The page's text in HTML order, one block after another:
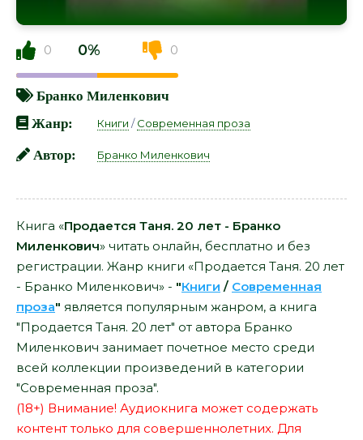
0 0% 0
Бранко Миленкович
Жанр:
Книги /Современная проза
Автор: Бранко Миленкович
Книга «Продается Таня. 20 лет - Бранко
Миленкович» читать онлайн, бесплатно и без
регистрации. Жанр книги «Продается Таня. 20 лет
- Бранко Миленкович» - "Книги / Современная
проза" является популярным жанром, а книга
"Продается Таня. 20 лет" от автора Бранко
Миленкович занимает почетное место среди
всей коллекции произведений в категории
"Современная проза".
(18+) Внимание! Аудиокнига может содержать
контент только для совершеннолетних. Для